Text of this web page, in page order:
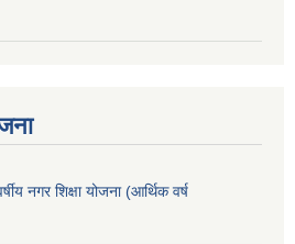
नगर शिक्षा योजना (आर्थिक वर्ष